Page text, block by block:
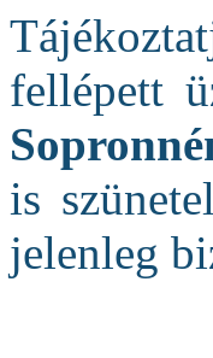
fellépett
is
jelenleg